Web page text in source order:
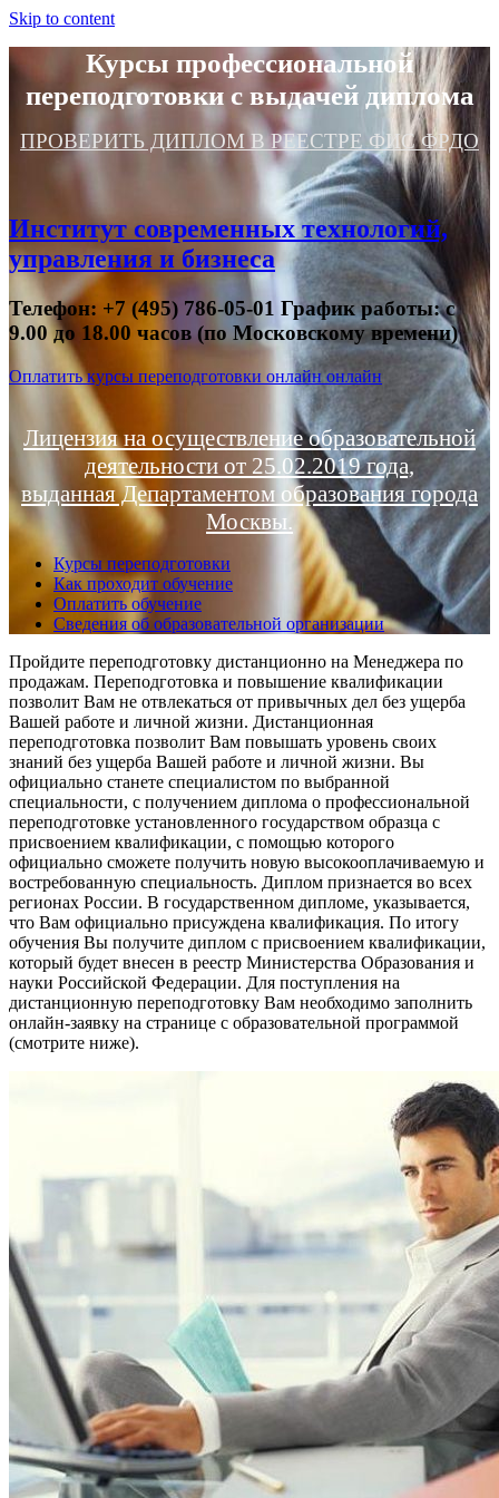
Skip to content
Курсы профессиональной
переподготовки с выдачей диплома
ПРОВЕРИТЬ ДИПЛОМ В РЕЕСТРЕ ФИС ФРДО
Институт современных технологий,
управления и бизнеса
Телефон: +7 (495) 786-05-01 График работы: с
9.00 до 18.00 часов (по Московскому времени)
Оплатить курсы переподготовки онлайн онлайн
Лицензия на осуществление образовательной
деятельности от 25.02.2019 года,
выданная Департаментом образования города
Москвы.
Курсы переподготовки
Как проходит обучение
Оплатить обучение
Сведения об образовательной организации
Пройдите переподготовку дистанционно на Менеджера по
продажам. Переподготовка и повышение квалификации
позволит Вам не отвлекаться от привычных дел без ущерба
Вашей работе и личной жизни. Дистанционная
переподготовка позволит Вам повышать уровень своих
знаний без ущерба Вашей работе и личной жизни. Вы
официально станете специалистом по выбранной
специальности, с получением диплома о профессиональной
переподготовке установленного государством образца с
присвоением квалификации, с помощью которого
официально сможете получить новую высокооплачиваемую и
востребованную специальность. Диплом признается во всех
регионах России. В государственном дипломе, указывается,
что Вам официально присуждена квалификация. По итогу
обучения Вы получите диплом с присвоением квалификации,
который будет внесен в реестр Министерства Образования и
науки Российской Федерации. Для поступления на
дистанционную переподготовку Вам необходимо заполнить
онлайн-заявку на странице с образовательной программой
(смотрите ниже).